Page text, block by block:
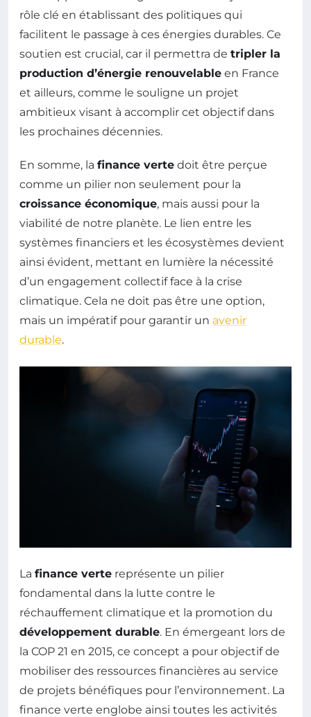
rôle clé en établissant des politiques qui
facilitent le passage à ces énergies durables. Ce
soutien est crucial, car il permettra de tripler la
production d’énergie renouvelable en France
et ailleurs, comme le souligne un projet
ambitieux visant à accomplir cet objectif dans
les prochaines décennies.
En somme, la finance verte doit être perçue
comme un pilier non seulement pour la
croissance économique, mais aussi pour la
viabilité de notre planète. Le lien entre les
systèmes financiers et les écosystèmes devient
ainsi évident, mettant en lumière la nécessité
d’un engagement collectif face à la crise
climatique. Cela ne doit pas être une option,
mais un impératif pour garantir un avenir
durable.
La finance verte représente un pilier
fondamental dans la lutte contre le
réchauffement climatique et la promotion du
développement durable. En émergeant lors de
la COP 21 en 2015, ce concept a pour objectif de
mobiliser des ressources financières au service
de projets bénéfiques pour l’environnement. La
finance verte englobe ainsi toutes les activités